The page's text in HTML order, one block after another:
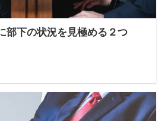
部下の状況を見極める２つ